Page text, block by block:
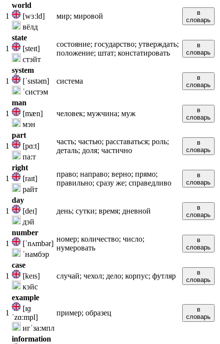
1
world
[wɜːld]
вёлд
мир; мировой
в
словарь
1
state
[steɪt]
стэйт
состояние; государство; утверждать;
положение; штат; констатировать
в
словарь
1
system
[ˈsɪstəm]
ˈсистэм
система
в
словарь
1
man
[mæn]
мэн
человек; мужчина; муж
в
словарь
1
part
[pɑːt]
па:т
часть; частью; расставаться; роль;
деталь; доля; частично
в
словарь
1
right
[raɪt]
райт
право; направо; верно; прямо;
правильно; сразу же; справедливо
в
словарь
1
day
[deɪ]
дэй
день; сутки; время; дневной
в
словарь
1
number
[ˈnʌmbər]
ˈнамбэр
номер; количество; число;
нумеровать
в
словарь
1
case
[keɪs]
кэйс
случай; чехол; дело; корпус; футляр
в
словарь
1
example
[ɪɡ
ˈzɑːmpl]
игˈза:мпл
пример; образец
в
словарь
information